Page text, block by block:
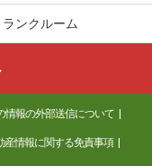
ンクルーム
情報の外部送信について
産情報に関する免責事項